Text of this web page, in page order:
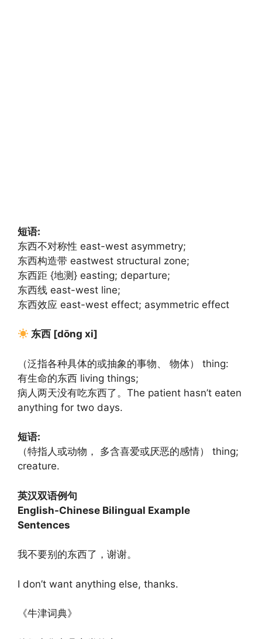
短语:
东西不对称性 east-west asymmetry;
东西构造带 eastwest structural zone;
东西距 {地测} easting; departure;
东西线 east-west line;
东西效应 east-west effect; asymmetric effect
东西 [dōng xi]
（泛指各种具体的或抽象的事物、 物体） thing:
有生命的东西 living things;
病人两天没有吃东西了。The patient hasn’t eaten
anything for two days.
短语:
（特指人或动物， 多含喜爱或厌恶的感情） thing;
creature.
英汉双语例句
English-Chinese Bilingual Example
Sentences
我不要别的东西了，谢谢。
I don’t want anything else, thanks.
《牛津词典》